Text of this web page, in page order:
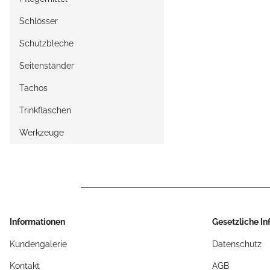
Schlösser
Schutzbleche
Seitenständer
Tachos
Trinkflaschen
Werkzeuge
Informationen
Kundengalerie
Kontakt
Gesetzliche
Datenschutz
AGB